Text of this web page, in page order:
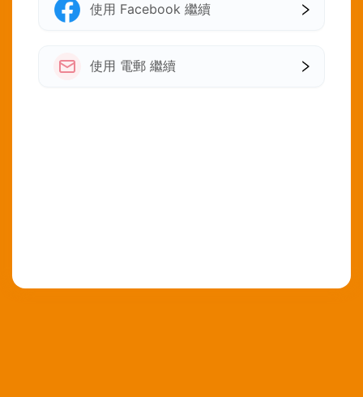
使用 Facebook 繼續
使用 電郵 繼續